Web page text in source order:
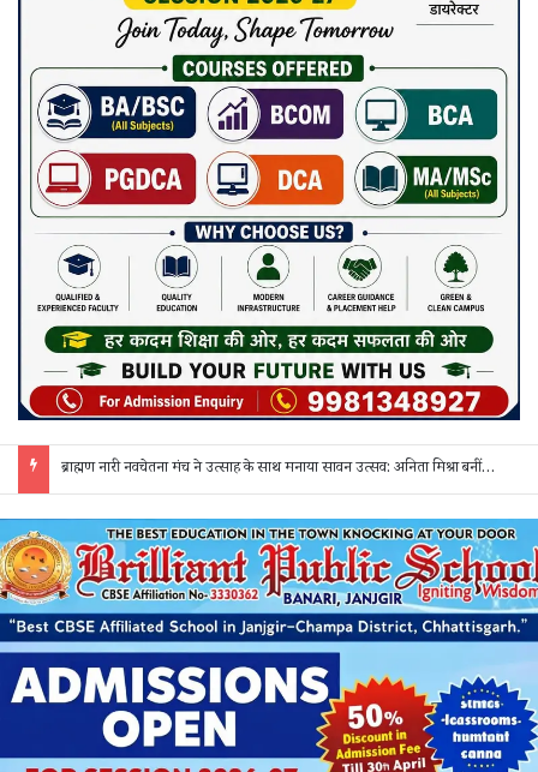
नवागढ़ पुलिस का अवैध शराब पर बड़ा प्रहार: 25 लीटर कच्ची महुआ शराब के साथ एक आरोपी गिरफ्तार, भेजा गया जेल